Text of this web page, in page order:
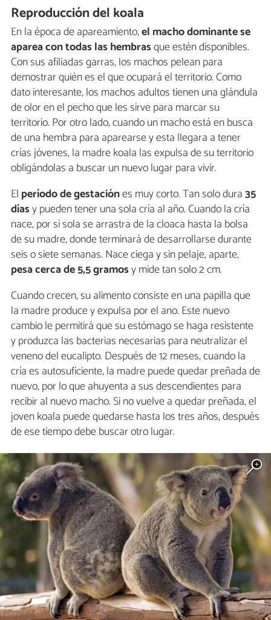
Reproducción del koala
En la época de apareamiento,el macho dominante se
aparea con todas las hembrasque estén disponibles.
Con sus afiliadas garras, los machos pelean para
demostrar quién es el que ocupará el territorio. Como
dato interesante, los machos adultos tienen una glándula
de olor en el pecho que les sirve para marcar su
territorio. Por otro lado, cuando un macho está en busca
de una hembra para aparearse y esta llegara a tener
crías jóvenes, la madre koala las expulsa de su territorio
obligándolas a buscar un nuevo lugar para vivir.
El período de gestaciónes muy corto. Tan solo dura35
díasy pueden tener una sola cría al año. Cuando la cría
nace, por sí sola se arrastra de la cloaca hasta la bolsa
de su madre, donde terminará de desarrollarse durante
seis o siete semanas. Nace ciega y sin pelaje, aparte,
pesa cerca de 5,5 gramosy mide tan solo 2 cm.
Cuando crecen, su alimento consiste en una papilla que
la madre produce y expulsa por el ano. Este nuevo
cambio le permitirá que su estómago se haga resistente
y produzca las bacterias necesarias para neutralizar el
veneno del eucalipto. Después de 12 meses, cuando la
cría es autosuficiente, la madre puede quedar preñada de
nuevo, por lo que ahuyenta a sus descendientes para
recibir al nuevo macho. Si no vuelve a quedar preñada, el
joven koala puede quedarse hasta los tres años, después
de ese tiempo debe buscar otro lugar.